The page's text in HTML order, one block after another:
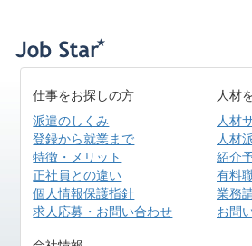
ト運転免許
※実務経験者
北海道小樽市
銭函
◇転勤なし
札幌市手稲
区・石狩市方
面からの送迎
となりますの
で ご相談下さ
◇転勤なし
仕事をお探しの方
派遣のしくみ
登録から就業まで
特徴・メリット
正社員との違い
個人情報保護指針
求人応募・お問い合わせ
人材
人材
人材
紹介
有料
業務
お問